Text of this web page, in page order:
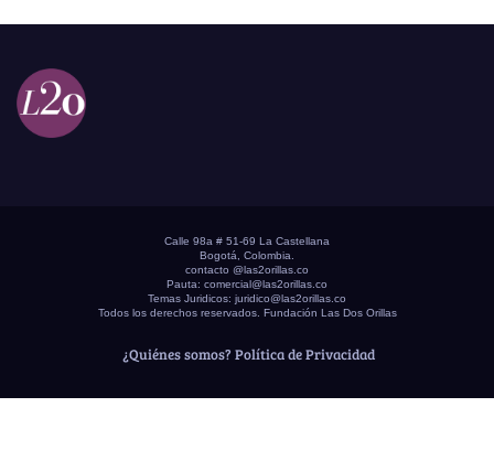
Calle 98a # 51-69 La Castellana
Bogotá, Colombia.
contacto @las2orillas.co
Pauta: comercial@las2orillas.co
Temas Juridicos: juridico@las2orillas.co
Todos los derechos reservados. Fundación Las Dos Orillas
¿Quiénes somos? Política de Privacidad